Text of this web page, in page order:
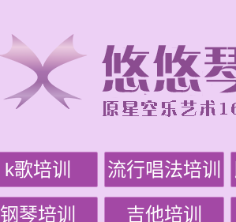
k歌培训 流行唱法培训
钢琴培训 吉他培训